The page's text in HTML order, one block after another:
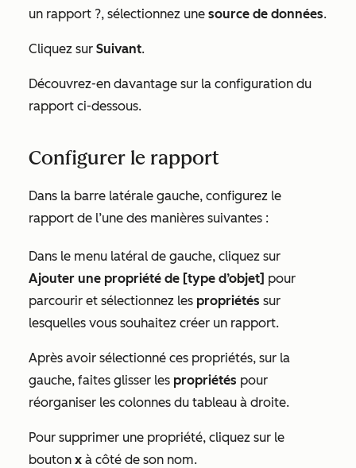
un rapport ?, sélectionnez une source de données.
Cliquez sur Suivant.
Découvrez-en davantage sur la configuration du
rapport ci-dessous.
Configurer le rapport
Dans la barre latérale gauche, configurez le
rapport de l’une des manières suivantes :
Dans le menu latéral de gauche, cliquez sur
Ajouter une propriété de [type d’objet] pour
parcourir et sélectionnez les propriétés sur
lesquelles vous souhaitez créer un rapport.
Après avoir sélectionné ces propriétés, sur la
gauche, faites glisser les propriétés pour
réorganiser les colonnes du tableau à droite.
Pour supprimer une propriété, cliquez sur le
bouton x à côté de son nom.